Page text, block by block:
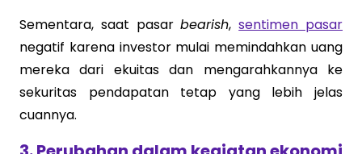
Sementara, saat pasarbearish,sentimen pasar
negatif karena investor mulai memindahkan uang
mereka dari ekuitas dan mengarahkannya ke
sekuritas pendapatan tetap yang lebih jelas
cuannya.